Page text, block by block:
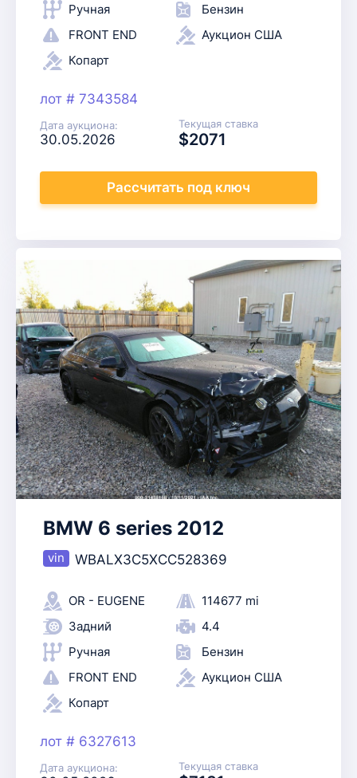
Ручная
Бензин
FRONT END
Аукцион США
Копарт
лот # 7343584
Дата аукциона:
30.05.2026
Текущая ставка
$2071
Рассчитать под ключ
BMW 6 series 2012
WBALX3C5XCC528369
OR - EUGENE
114677 mi
Задний
4.4
Ручная
Бензин
FRONT END
Аукцион США
Копарт
лот # 6327613
Дата аукциона: Текущая ставка